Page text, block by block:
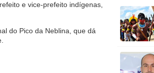
e vice-prefeito indígenas,
do Pico da Neblina, que dá